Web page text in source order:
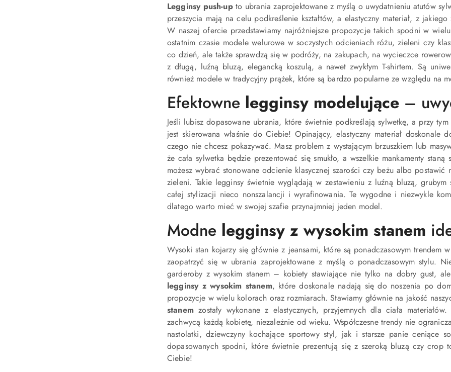
Legginsy push-upto ubrania zaprojektowane z myślą o uwydatnieniu atutów
przeszycia mają na celu podkreślenie kształtów, a elastyczny materiał, z
W naszej ofercie przedstawiamy najróżniejsze propozycje takich spodni w
ostatnim czasie modele welurowe w soczystych odcieniach różu, zieleni czy
co dzień, ale także sprawdzą się w podróży, na zakupach, na wycieczce
z długą, luźną bluzą, elegancką koszulą, a nawet zwykłym T-shirtem. Są
również modele w tradycyjny prążek, które są bardzo popularne ze względu na
Efektowne legginsy modelujące –
Jeśli lubisz dopasowane ubrania, które świetnie podkreślają sylwetkę, a przy
jest skierowana właśnie do Ciebie! Opinający, elastyczny materiał doskonale
czego nie chcesz pokazywać. Masz problem z wystającym brzuszkiem lub
że cała sylwetka będzie prezentować się smukło, a wszelkie mankamenty
możesz wybrać stonowane odcienie klasycznej szarości czy beżu albo
zieleni. Takie legginsy świetnie wyglądają w zestawieniu z luźną bluzą,
całej stylizacji nieco nonszalancji i wyrafinowania. Te wygodne i niezwykle
dlatego warto mieć w swojej szafie przynajmniej jeden model.
Modne legginsy z wysokim stanem
Wysoki stan kojarzy się głównie z jeansami, które są ponadczasowym
zaopatrzyć się w ubrania zaprojektowane z myślą o ponadczasowym stylu.
garderoby z wysokim stanem – kobiety stawiające nie tylko na dobry gust,
legginsy z wysokim stanem, które doskonale nadają się do noszenia po
propozycje w wielu kolorach oraz rozmiarach. Stawiamy głównie na jakość
stanemzostały wykonane z elastycznych, przyjemnych dla ciała
zachwycą każdą kobietę, niezależnie od wieku. Współczesne trendy nie
nastolatki, dziewczyny kochające sportowy styl, jak i starsze panie ceniące
dopasowanych spodni, które świetnie prezentują się z szeroką bluzą czy
Ciebie!